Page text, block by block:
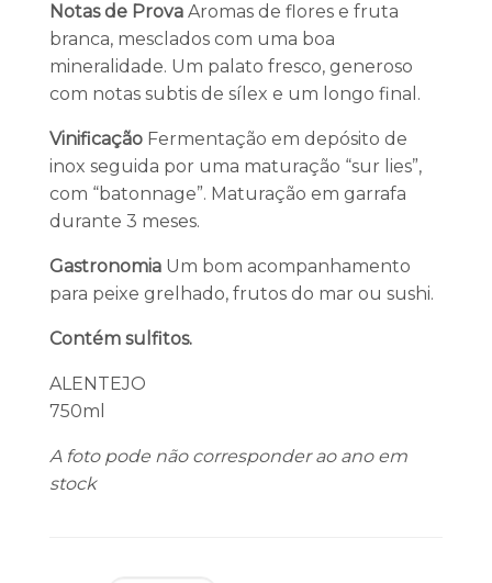
Notas de ProvaAromas de flores e fruta
branca, mesclados com uma boa
mineralidade. Um palato fresco, generoso
com notas subtis de sílex e um longo final.
Vinificação Fermentação em depósito de
inox seguida por uma maturação “sur lies”,
com “batonnage”. Maturação em garrafa
durante 3 meses.
Gastronomia Um bom acompanhamento
para peixe grelhado, frutos do mar ou sushi.
Contém sulfitos.
ALENTEJO
750ml
A foto pode não corresponder ao ano em
stock